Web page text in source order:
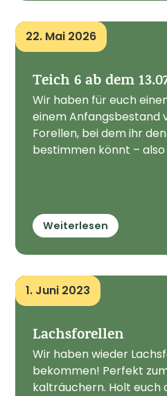
22. Mai 2026
Teich 6 ab dem
Wir haben für euch
einem Anfangsbestand
Forellen, bei dem ihr
bestimmen könnt – also
Weiterlesen
1. Juni 2023
Lachsforellen
Wir haben wieder
bekommen! Perfekt
kalträuchern. Holt euch